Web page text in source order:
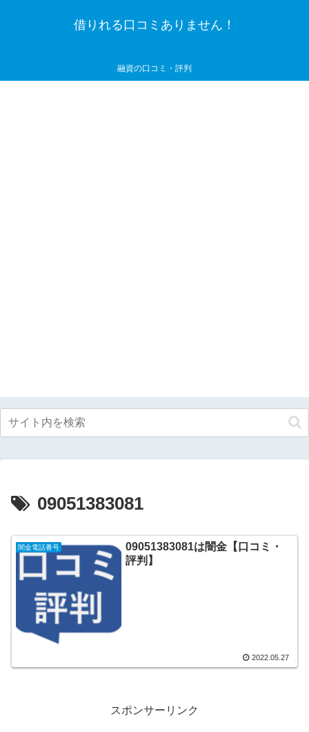
借りれる口コミありません！
融資の口コミ・評判
09051383081
闇金電話番号
09051383081は闇金【口コミ・
評判】
2022.05.27
スポンサーリンク